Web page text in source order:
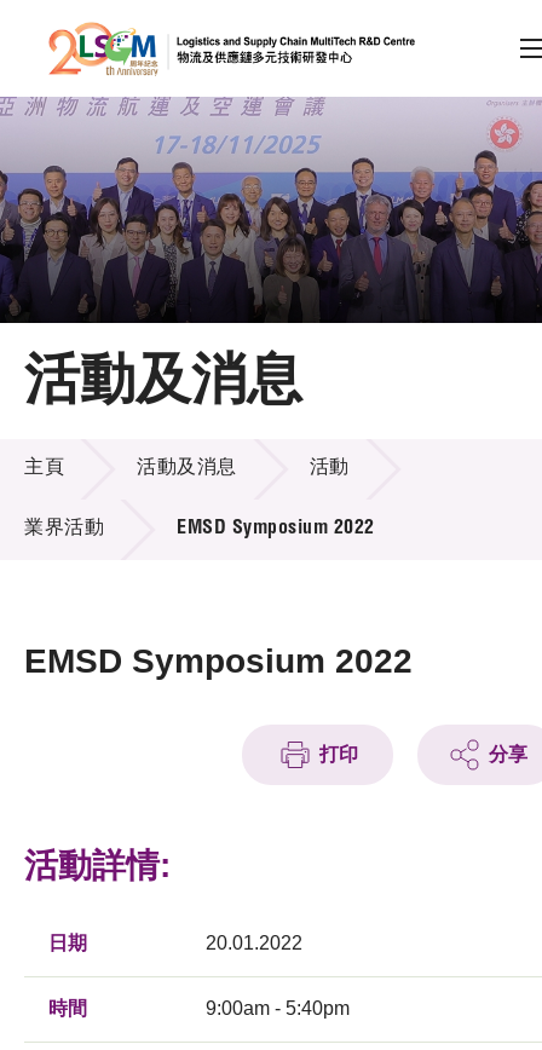
跳到內容（按回車鍵）
會員登入
A A EN 繁 简
主頁
關於LSCM
技術商品化
項目及資助計劃
活動及消息
科技分享
活動及消息
活動及消息
主頁 活動及消息 活動
業界活動 EMSD Symposium 2022
EMSD Symposium 2022
打印 分享
活動詳情:
日期 20.01.2022
時間 9:00am - 5:40pm